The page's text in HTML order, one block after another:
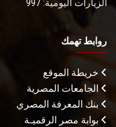
الزيارات اليومية: 997
روابط تهمك
خريطة الموقع
الجامعات المصرية
بنك المعرفة المصري
بوابة مصر الرقميـة